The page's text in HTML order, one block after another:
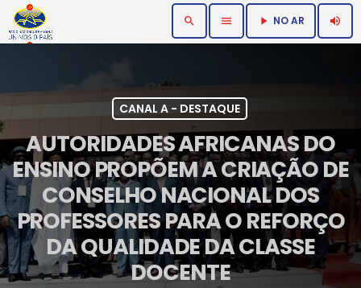
search menu play_arrow NO AR volume_up
CANAL A - DESTAQUE
AUTORIDADES AFRICANAS DO
ENSINO PROPÕEM A CRIAÇÃO DE
CONSELHO NACIONAL DOS
PROFESSORES PARA O REFORÇO
DA QUALIDADE DA CLASSE
DOCENTE